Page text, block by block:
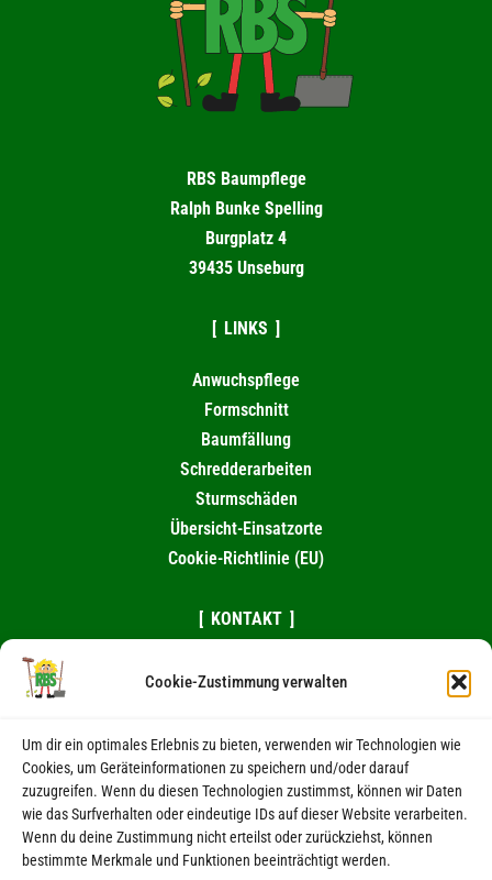
Cookie-Zustimmung verwalten
Um dir ein optimales Erlebnis zu bieten, verwenden wir Technologien wie
Cookies, um Geräteinformationen zu speichern und/oder darauf
zuzugreifen. Wenn du diesen Technologien zustimmst, können wir Daten
wie das Surfverhalten oder eindeutige IDs auf dieser Website verarbeiten.
Wenn du deine Zustimmung nicht erteilst oder zurückziehst, können
bestimmte Merkmale und Funktionen beeinträchtigt werden.
RBS Baumpflege
Ralph Bunke Spelling
Burgplatz 4
39435 Unseburg
LINKS
Anwuchspflege
Formschnitt
Baumfällung
Schredderarbeiten
Sturmschäden
Übersicht-Einsatzorte
Cookie-Richtlinie (EU)
KONTAKT
0174 / 995 10 82
RECHTLICHES
Kontakt
Impressum